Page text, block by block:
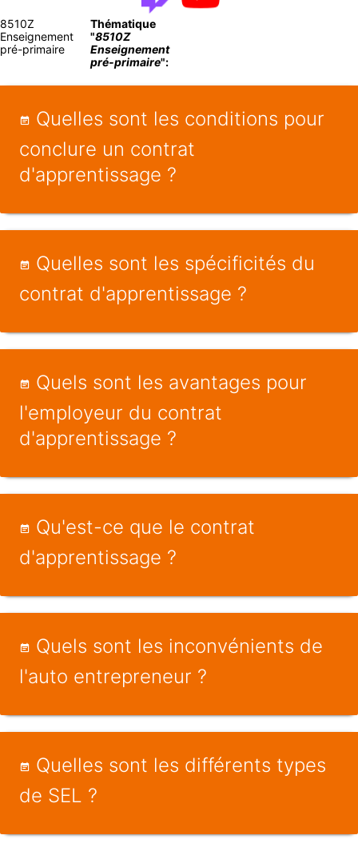
8510Z
Enseignement
pré-primaire
Thématique
"8510Z
Enseignement
pré-primaire":
Quelles sont les conditions pour
conclure un contrat
d'apprentissage ?
Quelles sont les spécificités du
contrat d'apprentissage ?
Quels sont les avantages pour
l'employeur du contrat
d'apprentissage ?
Qu'est-ce que le contrat
d'apprentissage ?
Quels sont les inconvénients de
l'auto entrepreneur ?
Quelles sont les différents types
de SEL ?